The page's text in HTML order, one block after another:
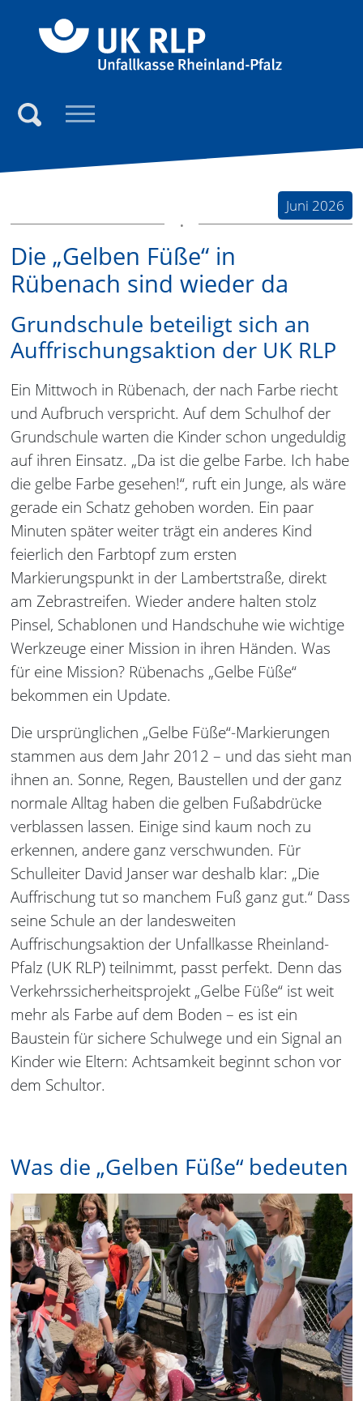
Suchen
Juni 2026
Die „Gelben Füße“ in
Rübenach sind wieder da
Grundschule beteiligt sich an
Auffrischungsaktion der UK RLP
Ein Mittwoch in Rübenach, der nach Farbe riecht
und Aufbruch verspricht. Auf dem Schulhof der
Grundschule warten die Kinder schon ungeduldig
auf ihren Einsatz. „Da ist die gelbe Farbe. Ich habe
die gelbe Farbe gesehen!“, ruft ein Junge, als wäre
gerade ein Schatz gehoben worden. Ein paar
Minuten später weiter trägt ein anderes Kind
feierlich den Farbtopf zum ersten
Markierungspunkt in der Lambertstraße, direkt
am Zebrastreifen. Wieder andere halten stolz
Pinsel, Schablonen und Handschuhe wie wichtige
Werkzeuge einer Mission in ihren Händen. Was
für eine Mission? Rübenachs „Gelbe Füße“
bekommen ein Update.
Die ursprünglichen „Gelbe Füße“-Markierungen
stammen aus dem Jahr 2012 – und das sieht man
ihnen an. Sonne, Regen, Baustellen und der ganz
normale Alltag haben die gelben Fußabdrücke
verblassen lassen. Einige sind kaum noch zu
erkennen, andere ganz verschwunden. Für
Schulleiter David Janser war deshalb klar: „Die
Auffrischung tut so manchem Fuß ganz gut.“ Dass
seine Schule an der landesweiten
Auffrischungsaktion der Unfallkasse Rheinland-
Pfalz (UK RLP) teilnimmt, passt perfekt. Denn das
Verkehrssicherheitsprojekt „Gelbe Füße“ ist weit
mehr als Farbe auf dem Boden – es ist ein
Baustein für sichere Schulwege und ein Signal an
Kinder wie Eltern: Achtsamkeit beginnt schon vor
dem Schultor.
Was die „Gelben Füße“ bedeuten